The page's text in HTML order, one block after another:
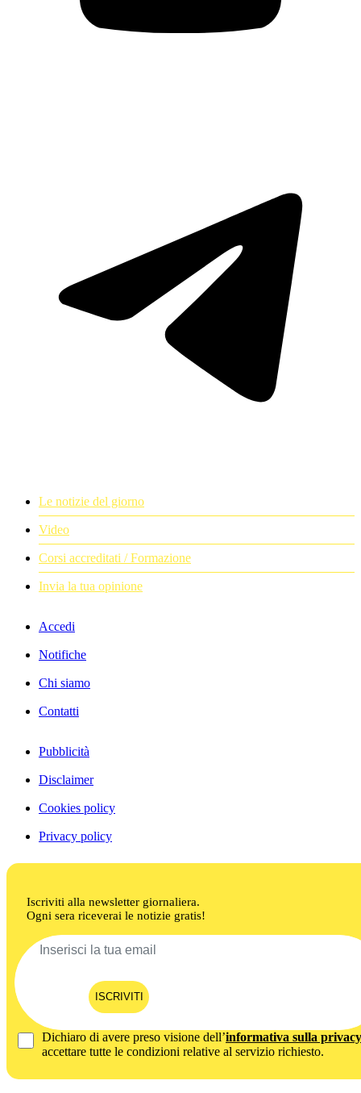
Le notizie del giorno
Video
Corsi accreditati / Formazione
Invia la tua opinione
Accedi
Notifiche
Chi siamo
Contatti
Pubblicità
Disclaimer
Cookies policy
Privacy policy
Iscriviti alla newsletter giornaliera.
Ogni sera riceverai le notizie gratis!
ISCRIVITI
Dichiaro di avere preso visione dell’informativa sulla privacy
accettare tutte le condizioni relative al servizio richiesto.